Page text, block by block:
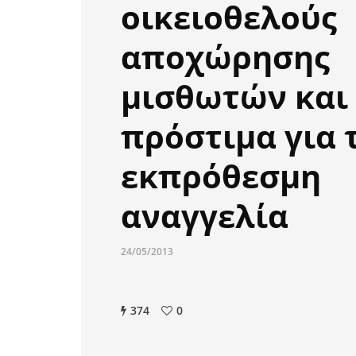
οικειοθελούς
αποχώρησης
μισθωτών και
πρόστιμα για
εκπρόθεσμη
αναγγελία
24/05/2013
374 0